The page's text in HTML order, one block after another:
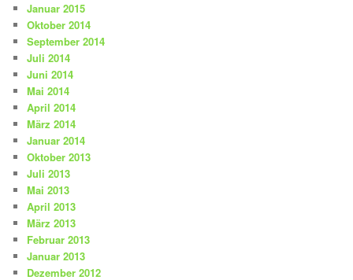
Januar 2015
Oktober 2014
September 2014
Juli 2014
Juni 2014
Mai 2014
April 2014
März 2014
Januar 2014
Oktober 2013
Juli 2013
Mai 2013
April 2013
März 2013
Februar 2013
Januar 2013
Dezember 2012